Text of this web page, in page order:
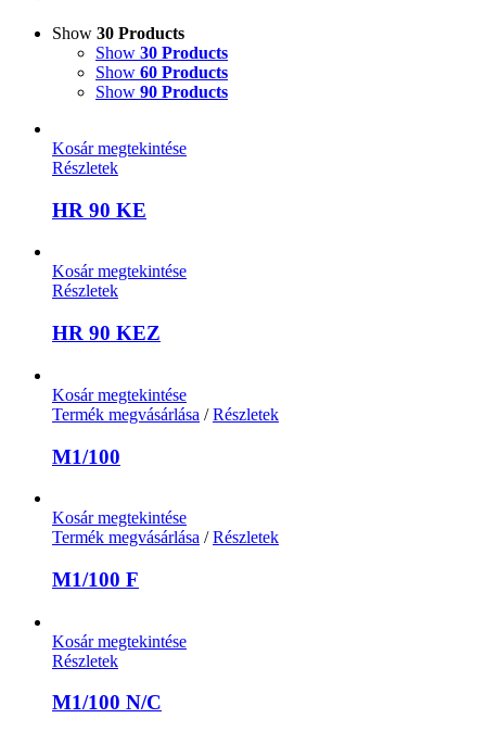
Show 30 Products
Show 30 Products
Show 60 Products
Show 90 Products
Kosár megtekintése
Részletek
HR 90 KE
Kosár megtekintése
Részletek
HR 90 KEZ
Kosár megtekintése
Termék megvásárlása / Részletek
M1/100
Kosár megtekintése
Termék megvásárlása / Részletek
M1/100 F
Kosár megtekintése
Részletek
M1/100 N/C